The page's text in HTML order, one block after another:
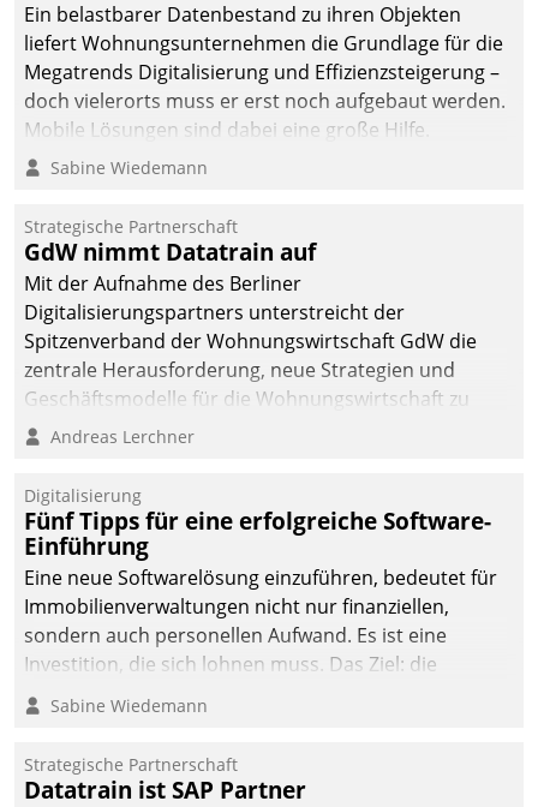
Ein belastbarer Datenbestand zu ihren Objekten
liefert Wohnungsunternehmen die Grundlage für die
Megatrends Digitalisierung und Effizienzsteigerung –
doch vielerorts muss er erst noch aufgebaut werden.
Mobile Lösungen sind dabei eine große Hilfe.
Sabine Wiedemann
Strategische Partnerschaft
GdW nimmt Datatrain auf
Mit der Aufnahme des Berliner
Digitalisierungspartners unterstreicht der
Spitzenverband der Wohnungswirtschaft GdW die
zentrale Herausforderung, neue Strategien und
Geschäftsmodelle für die Wohnungswirtschaft zu
entwickeln.
Andreas Lerchner
Digitalisierung
Fünf Tipps für eine erfolgreiche Software-
Einführung
Eine neue Softwarelösung einzuführen, bedeutet für
Immobilienverwaltungen nicht nur finanziellen,
sondern auch personellen Aufwand. Es ist eine
Investition, die sich lohnen muss. Das Ziel: die
nachhaltige Optimierung der Geschäftsabläufe. Damit
dieses Ziel erreicht wird, sollten einige Grundregeln
Sabine Wiedemann
Strategische Partnerschaft
Datatrain ist SAP Partner